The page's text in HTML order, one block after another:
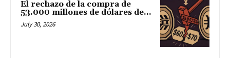
El rechazo de la compra de
53.000 millones de dólares de...
July 30, 2026